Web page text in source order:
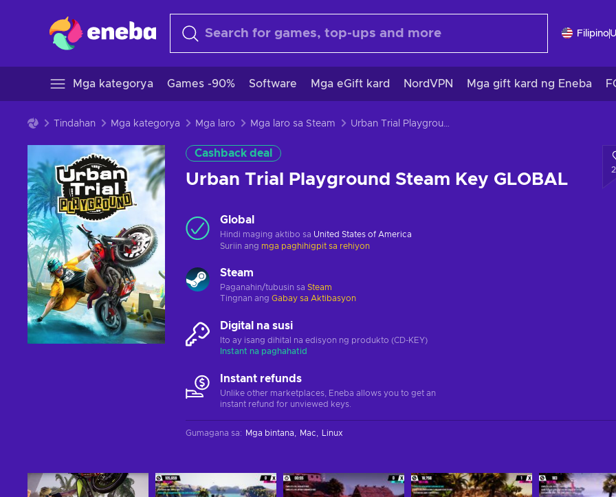
Filipino
Mga kategorya Games -90% Software Mga eGift kard NordVPN Mga gift kard ng Eneba
Tindahan Mga kategorya Mga laro Mga laro sa Steam Urban Trial Playground Steam Key GLOBAL
Cashback deal
Urban Trial Playground Steam Key GLOBAL
Global
Hindi maging aktibo sa United States of America
Suriin ang mga paghihigpit sa rehiyon
Steam
Paganahin/tubusin sa Steam
Tingnan ang Gabay sa Aktibasyon
Digital na susi
Ito ay isang dihital na edisyon ng produkto (CD-KEY)
Instant na paghahatid
Instant refunds
Unlike other marketplaces, Eneba allows you to get an
instant refund for unviewed keys.
Gumagana sa: Mga bintana Mac Linux